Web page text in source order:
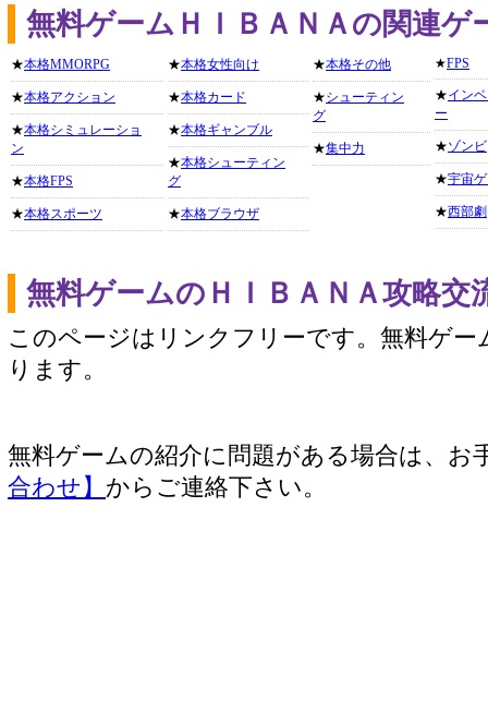
無料ゲームＨＩＢＡＮＡの関連ゲ
★本格MMORPG
★本格アクション
★本格シミュレーショ
ン
★本格FPS
★本格スポーツ
★本格女性向け
★本格カード
★本格ギャンブル
★本格シューティン
グ
★本格ブラウザ
★本格その他
★シューティン
グ
★集中力
★FPS
★イン
ー
★ゾンビ
★宇宙
★西部劇
無料ゲームのＨＩＢＡＮＡ攻略交
このページはリンクフリーです。無料ゲー
ります。
無料ゲームの紹介に問題がある場合は、お
合わせ】 からご連絡下さい。